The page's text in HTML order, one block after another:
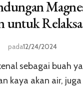
untuk
pada12/24/2024
sebagai buah
kaya akan air, juga